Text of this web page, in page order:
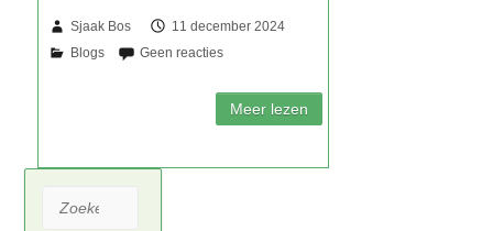
Sjaak Bos 11 december 2024
Zoeken